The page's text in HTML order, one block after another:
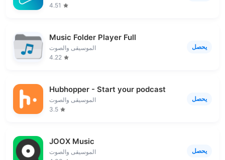
4.51
Music Folder Player Full
الموسيقى والصوت
4.22
يحصل
Hubhopper - Start your podcast
الموسيقى والصوت
3.5
يحصل
JOOX Music
الموسيقى والصوت
يحصل